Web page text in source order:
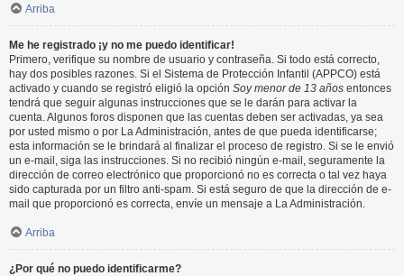
Arriba
Me he registrado ¡y no me puedo identificar!
Primero, verifique su nombre de usuario y contraseña. Si todo está correcto,
hay dos posibles razones. Si el Sistema de Protección Infantil (APPCO) está
activado y cuando se registró eligió la opción Soy menor de 13 años entonces
tendrá que seguir algunas instrucciones que se le darán para activar la
cuenta. Algunos foros disponen que las cuentas deben ser activadas, ya sea
por usted mismo o por La Administración, antes de que pueda identificarse;
esta información se le brindará al finalizar el proceso de registro. Si se le envió
un e-mail, siga las instrucciones. Si no recibió ningún e-mail, seguramente la
dirección de correo electrónico que proporcionó no es correcta o tal vez haya
sido capturada por un filtro anti-spam. Si está seguro de que la dirección de e-
mail que proporcionó es correcta, envíe un mensaje a La Administración.
Arriba
¿Por qué no puedo identificarme?